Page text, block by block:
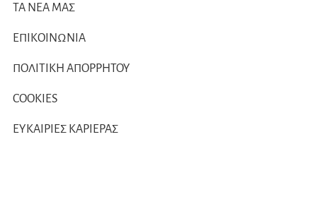
ΤΑ ΝΕΑ ΜΑΣ
ΕΠΙΚΟΙΝΩΝΙΑ
ΠΟΛΙΤΙΚΗ ΑΠΟΡΡΗΤΟΥ
COOKIES
ΕΥΚΑΙΡΙΕΣ ΚΑΡΙΕΡΑΣ